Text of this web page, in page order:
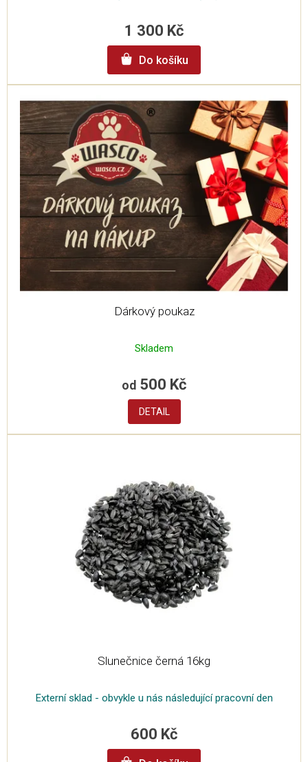
1 300 Kč
Do košíku
Dárkový poukaz
Skladem
od 500 Kč
DETAIL
Slunečnice černá 16kg
Externí sklad - obvykle u nás následující pracovní den
600 Kč